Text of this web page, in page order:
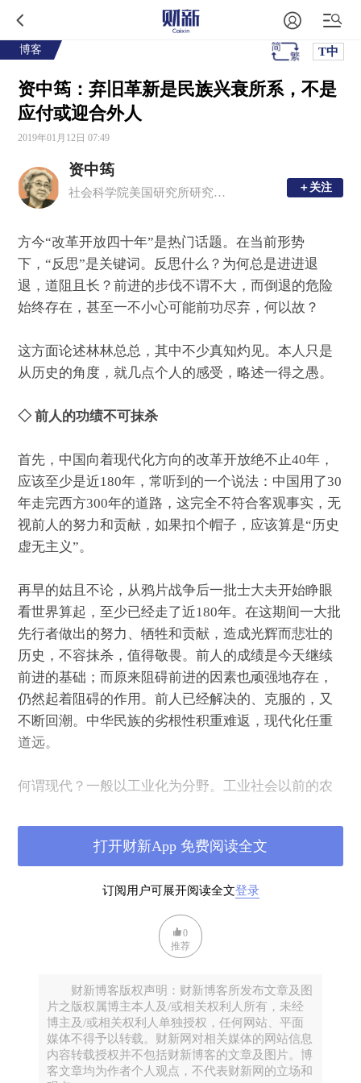
博客 T中
资中筠：弃旧革新是民族兴衰所系，不是
应付或迎合外人
2019年01月12日 07:49
资中筠
社会科学院美国研究所研究员，历史学者 ＋关注
＋关注
方今“改革开放四十年”是热门话题。在当前形势
下，“反思”是关键词。反思什么？为何总是进进退
退，道阻且长？前进的步伐不谓不大，而倒退的危险
始终存在，甚至一不小心可能前功尽弃，何以故？
这方面论述林林总总，其中不少真知灼见。本人只是
从历史的角度，就几点个人的感受，略述一得之愚。
◇ 前人的功绩不可抹杀
首先，中国向着现代化方向的改革开放绝不止40年，
应该至少是近180年，常听到的一个说法：中国用了30
年走完西方300年的道路，这完全不符合客观事实，无
视前人的努力和贡献，如果扣个帽子，应该算是“历史
虚无主义”。
再早的姑且不论，从鸦片战争后一批士大夫开始睁眼
看世界算起，至少已经走了近180年。在这期间一大批
先行者做出的努力、牺牲和贡献，造成光辉而悲壮的
历史，不容抹杀，值得敬畏。前人的成绩是今天继续
前进的基础；而原来阻碍前进的因素也顽强地存在，
仍然起着阻碍的作用。前人已经解决的、克服的，又
不断回潮。中华民族的劣根性积重难返，现代化任重
道远。
何谓现代？一般以工业化为分野。工业社会以前的农
业革命由手工到机器生产，而包括与之相配的整套政
治体制、社会结构、教育文化等各方面根本性的变
一个不争的事实：中国是文明古国，有悠久的、曾经
光辉灿烂的文化，农耕文明悠久而成熟、精致，代表
另一个不争的事实：中国与以欧美为代表的西方相遇
时，已经落后。从何时起落后？史学界有不同的看
法，大体上从14-15世纪，也就是欧洲走出中世纪，而
中国还在皇朝往复中停滞不前。曾经高度发达的古代
订阅用户可展开阅读全文登录
打开财新App 免费阅读全文
0
推荐
财新博客版权声明：财新博客所发布文章及图
片之版权属博主本人及/或相关权利人所有，未经
博主及/或相关权利人单独授权，任何网站、平面
媒体不得予以转载。财新网对相关媒体的网站信息
内容转载授权并不包括财新博客的文章及图片。博
客文章均为作者个人观点，不代表财新网的立场和